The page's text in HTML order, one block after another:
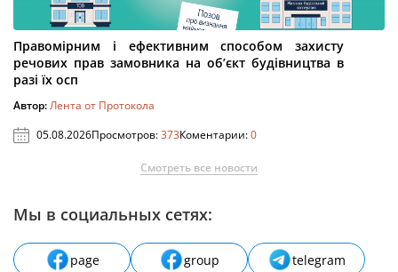
Правомірним і ефективним способом захисту
речових прав замовника на об’єкт будівництва в
разі їх осп
Автор:Лента от Протокола
05.08.2026Просмотров:373Коментарии:0
Смотреть все новости
Мы в социальных сетях:
page group
telegram